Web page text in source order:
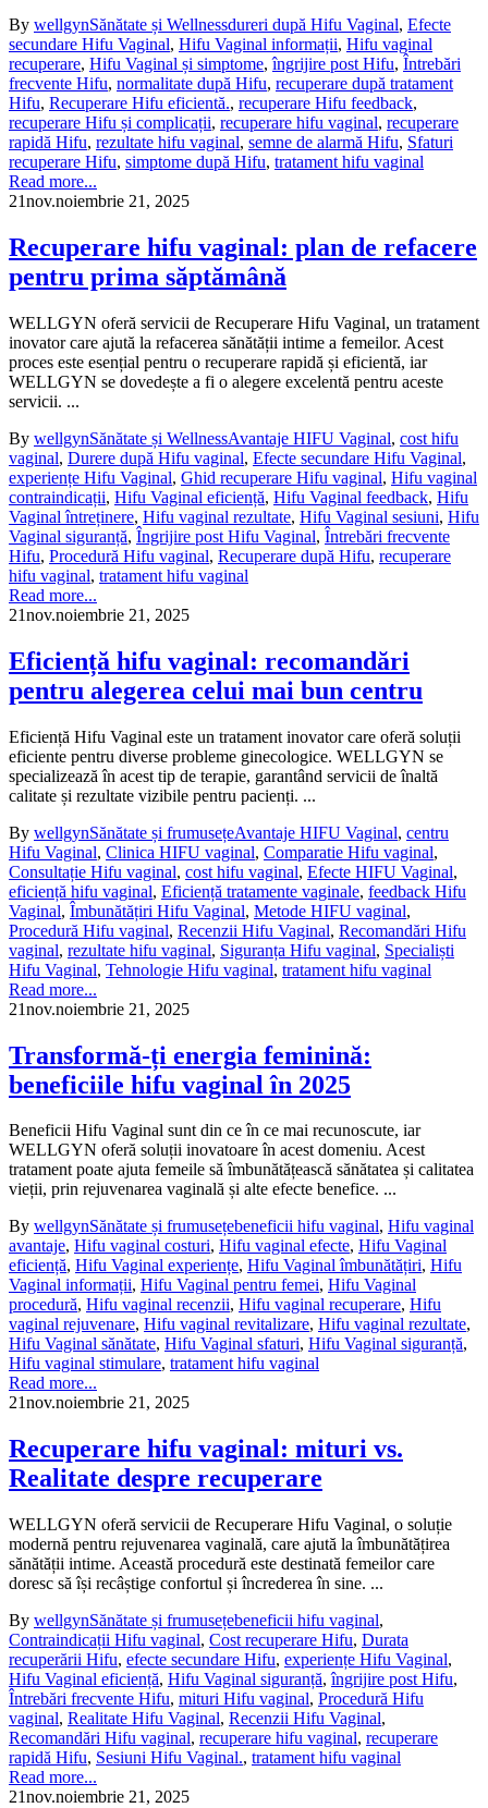
By wellgynSănătate și Wellnessdureri după Hifu Vaginal, Efecte
secundare Hifu Vaginal, Hifu Vaginal informații, Hifu vaginal
recuperare, Hifu Vaginal și simptome,îngrijire post Hifu, Întrebări
frecvente Hifu, normalitate după Hifu, recuperare după tratament
Hifu, Recuperare Hifu eficientă., recuperare Hifu feedback,
recuperare Hifu și complicații, recuperare hifu vaginal, recuperare
rapidă Hifu, rezultate hifu vaginal, semne de alarmă Hifu, Sfaturi
recuperare Hifu, simptome după Hifu, tratament hifu vaginal
Read more...
21nov.noiembrie 21, 2025
Recuperare hifu vaginal: plan de refacere
pentru prima săptămână
WELLGYN oferă servicii de Recuperare Hifu Vaginal, un tratament
inovator care ajută la refacerea sănătății intime a femeilor. Acest
proces este esențial pentru o recuperare rapidă și eficientă, iar
WELLGYN se dovedește a fi o alegere excelentă pentru aceste
servicii. ...
By wellgynSănătate și WellnessAvantaje HIFU Vaginal, cost hifu
vaginal, Durere după Hifu vaginal, Efecte secundare Hifu Vaginal,
experiențe Hifu Vaginal, Ghid recuperare Hifu vaginal, Hifu vaginal
contraindicații, Hifu Vaginal eficiență, Hifu Vaginal feedback, Hifu
Vaginal întreținere, Hifu vaginal rezultate, Hifu Vaginal sesiuni, Hifu
Vaginal siguranță, Îngrijire post Hifu Vaginal, Întrebări frecvente
Hifu, Procedură Hifu vaginal, Recuperare după Hifu, recuperare
hifu vaginal, tratament hifu vaginal
Read more...
21nov.noiembrie 21, 2025
Eficiență hifu vaginal: recomandări
pentru alegerea celui mai bun centru
Eficiență Hifu Vaginal este un tratament inovator care oferă soluții
eficiente pentru diverse probleme ginecologice. WELLGYN se
specializează în acest tip de terapie, garantând servicii de înaltă
calitate și rezultate vizibile pentru pacienți. ...
By wellgynSănătate și frumusețeAvantaje HIFU Vaginal, centru
Hifu Vaginal, Clinica HIFU vaginal, Comparatie Hifu vaginal,
Consultație Hifu vaginal, cost hifu vaginal, Efecte HIFU Vaginal,
eficiență hifu vaginal, Eficiență tratamente vaginale, feedback Hifu
Vaginal, Îmbunătățiri Hifu Vaginal, Metode HIFU vaginal,
Procedură Hifu vaginal, Recenzii Hifu Vaginal, Recomandări Hifu
vaginal, rezultate hifu vaginal, Siguranța Hifu vaginal, Specialiști
Hifu Vaginal, Tehnologie Hifu vaginal, tratament hifu vaginal
Read more...
21nov.noiembrie 21, 2025
Transformă-ți energia feminină:
beneficiile hifu vaginal în 2025
Beneficii Hifu Vaginal sunt din ce în ce mai recunoscute, iar
WELLGYN oferă soluții inovatoare în acest domeniu. Acest
tratament poate ajuta femeile să îmbunătățească sănătatea și calitatea
vieții, prin rejuvenarea vaginală și alte efecte benefice. ...
By wellgynSănătate și frumusețebeneficii hifu vaginal, Hifu vaginal
avantaje, Hifu vaginal costuri, Hifu vaginal efecte, Hifu Vaginal
eficiență, Hifu Vaginal experiențe, Hifu Vaginal îmbunătățiri, Hifu
Vaginal informații, Hifu Vaginal pentru femei, Hifu Vaginal
procedură, Hifu vaginal recenzii, Hifu vaginal recuperare, Hifu
vaginal rejuvenare, Hifu vaginal revitalizare, Hifu vaginal rezultate,
Hifu Vaginal sănătate, Hifu Vaginal sfaturi, Hifu Vaginal siguranță,
Hifu vaginal stimulare, tratament hifu vaginal
Read more...
21nov.noiembrie 21, 2025
Recuperare hifu vaginal: mituri vs.
Realitate despre recuperare
WELLGYN oferă servicii de Recuperare Hifu Vaginal, o soluție
modernă pentru rejuvenarea vaginală, care ajută la îmbunătățirea
sănătății intime. Această procedură este destinată femeilor care
doresc să își recâștige confortul și încrederea în sine. ...
By wellgynSănătate și frumusețebeneficii hifu vaginal,
Contraindicații Hifu vaginal, Cost recuperare Hifu, Durata
recuperării Hifu, efecte secundare Hifu, experiențe Hifu Vaginal,
Hifu Vaginal eficiență, Hifu Vaginal siguranță,îngrijire post Hifu,
Întrebări frecvente Hifu, mituri Hifu vaginal, Procedură Hifu
vaginal, Realitate Hifu Vaginal, Recenzii Hifu Vaginal,
Recomandări Hifu vaginal, recuperare hifu vaginal, recuperare
rapidă Hifu, Sesiuni Hifu Vaginal., tratament hifu vaginal
Read more...
21nov.noiembrie 21, 2025